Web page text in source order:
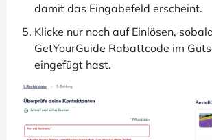
damit das Eingabefeld erscheint.
Klicke nur noch auf Einlösen,
GetYourGuide Rabattcode im
eingefügt hast.